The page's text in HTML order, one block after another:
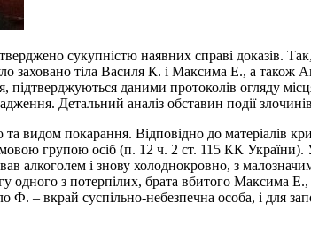
сукупністю наявних справі доказів. Так,
заховано тіла Василя К. і Максима Е., а також
підтверджуються даними протоколів огляду
Детальний аналіз обставин події
видом покарання. Відповідно до матеріалів
групою осіб (п. 12 ч. 2 ст. 115 КК України).
алкоголем і знову холоднокровно, з
одного з потерпілих, брата вбитого
Ф. – вкрай суспільно-небезпечна особа, і для